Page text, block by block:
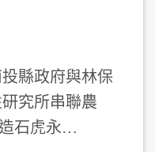
縣政府與林保
究所串聯農
石虎永…